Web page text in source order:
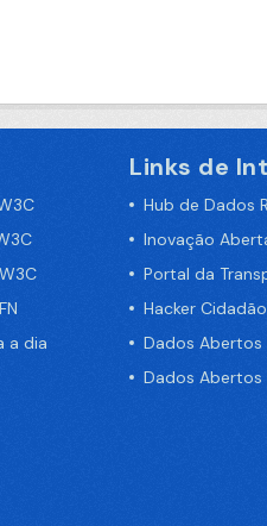
a dia
Links de
Hub de Dados
Inovação
Portal da
Hacker
Dados Abertos
Dados Abertos